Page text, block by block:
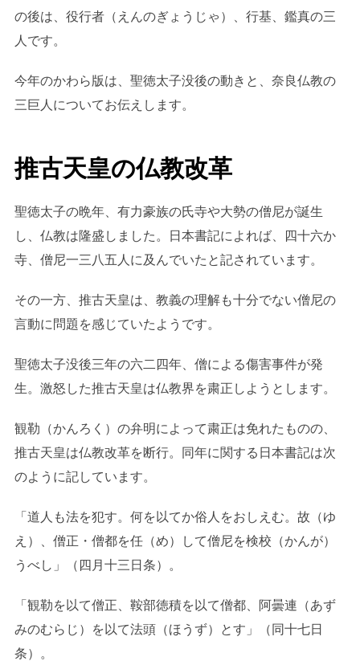
の後は、役行者（えんのぎょうじゃ）、行基、鑑真の三
人です。
今年のかわら版は、聖徳太子没後の動きと、奈良仏教の
三巨人についてお伝えします。
推古天皇の仏教改革
聖徳太子の晩年、有力豪族の氏寺や大勢の僧尼が誕生
し、仏教は隆盛しました。日本書記によれば、四十六か
寺、僧尼一三八五人に及んでいたと記されています。
その一方、推古天皇は、教義の理解も十分でない僧尼の
言動に問題を感じていたようです。
聖徳太子没後三年の六二四年、僧による傷害事件が発
生。激怒した推古天皇は仏教界を粛正しようとします。
観勒（かんろく）の弁明によって粛正は免れたものの、
推古天皇は仏教改革を断行。同年に関する日本書記は次
のように記しています。
「道人も法を犯す。何を以てか俗人をおしえむ。故（ゆ
え）、僧正・僧都を任（め）して僧尼を検校（かんが）
うべし」（四月十三日条）。
「観勒を以て僧正、鞍部徳積を以て僧都、阿曇連（あず
みのむらじ）を以て法頭（ほうず）とす」（同十七日
条）。